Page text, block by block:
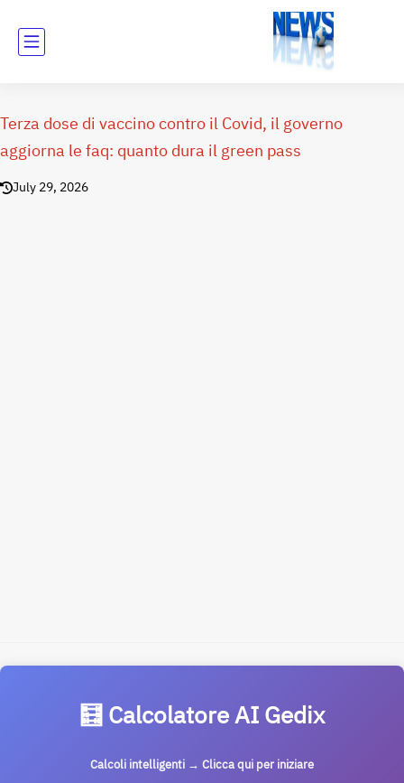
Terza dose di vaccino contro il Covid, il governo
aggiorna le faq: quanto dura il green pass
July 29, 2026
🧮 Calcolatore AI Gedix
Calcoli intelligenti → Clicca qui per iniziare